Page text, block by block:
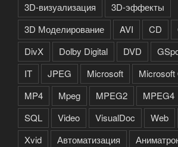
3D-визуализация
3D-эффекты
3D Моделирование
AVI CD
DivX
Dolby Digital DVD
IT
JPEG Microsoft Microsoft
MP4
Mpeg MPEG2 MPEG4
SQL
Video VisualDoc Web
Xvid
Автоматизация